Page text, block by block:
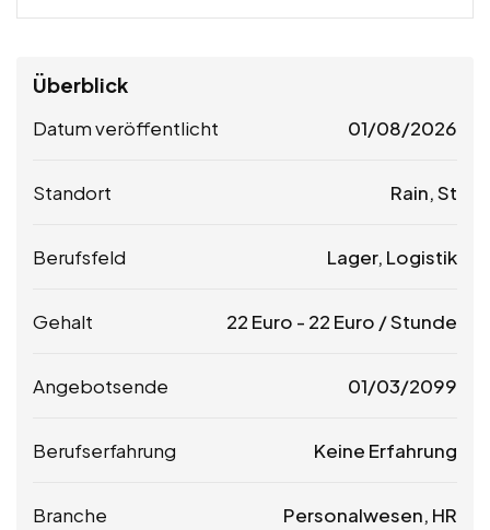
Überblick
Datum veröffentlicht 01/08/2026
Standort Rain, St
Berufsfeld Lager, Logistik
Gehalt 22 Euro - 22 Euro / Stunde
Angebotsende 01/03/2099
Berufserfahrung Keine Erfahrung
Branche Personalwesen, HR